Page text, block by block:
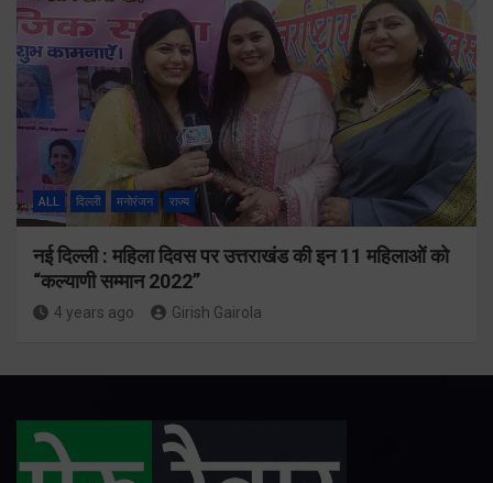
ALL दिल्ली मनोरंजन राज्य
नई दिल्ली : महिला दिवस पर उत्तराखंड की इन 11 महिलाओं को
“कल्याणी सम्मान 2022”
4 years ago Girish Gairola